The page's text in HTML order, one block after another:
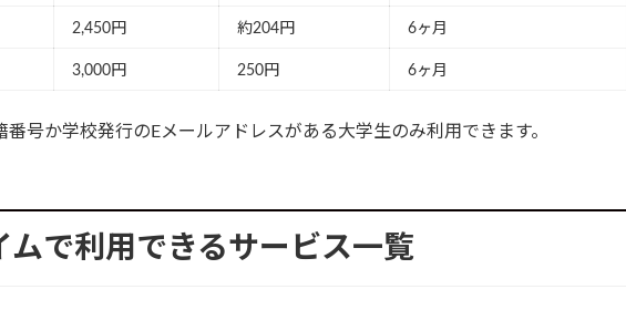
2,450円 約204円 6ヶ月
3,000円 250円 6ヶ月
番号か学校発行のEメールアドレスがある大学生のみ利用できます。
ムで利用できるサービス一覧